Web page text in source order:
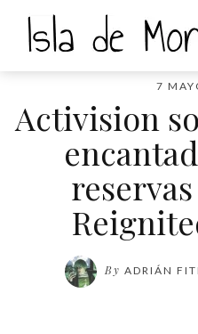
7
Activision
By ADRIÁN